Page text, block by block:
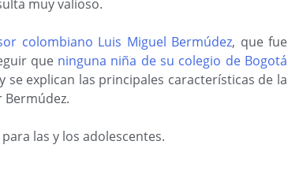
muy valioso.
colombiano Luis Miguel Bermúdez, que fue
que ninguna niña de su colegio de Bogotá
explican las principales características de la
Bermúdez.
las y los adolescentes.